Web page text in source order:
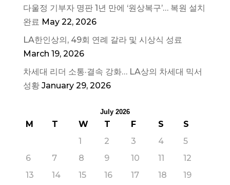
다울정 기부자 명판 1년 만에 ‘원상복구’… 복원 설치
완료 May 22, 2026
LA한인상의, 49회 연례 갈라 및 시상식 성료
March 19, 2026
차세대 리더 소통·결속 강화… LA상의 차세대 믹서
성황 January 29, 2026
July 2026
M T W T F S
S
1
2 3 4
5
6
7 8 9 10 11
12
13
14 15 16 17 18 19